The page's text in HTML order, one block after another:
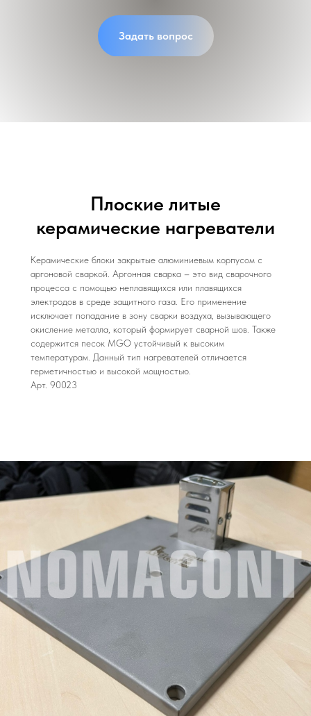
Задать вопрос
Плоские литые
керамические нагреватели
Керамические блоки закрытые алюминиевым корпусом с
аргоновой сваркой. Аргонная сварка – это вид сварочного
процесса с помощью неплавящихся или плавящихся
электродов в среде защитного газа. Его применение
исключает попадание в зону сварки воздуха, вызывающего
окисление металла, который формирует сварной шов. Также
содержится песок MGO устойчивый к высоким
температурам. Данный тип нагревателей отличается
герметичностью и высокой мощностью.
Арт. 90023